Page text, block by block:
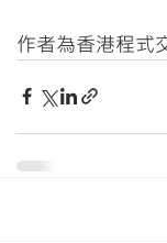
作者為香港程式